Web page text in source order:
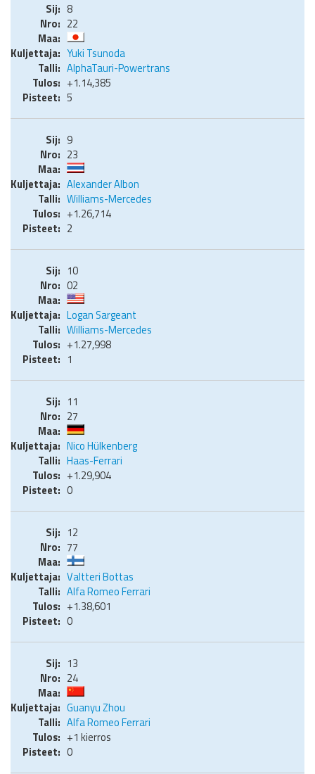
8
22
Yuki Tsunoda
AlphaTauri-Powertrans
+1.14,385
5
9
23
Alexander Albon
Williams-Mercedes
+1.26,714
2
10
02
Logan Sargeant
Williams-Mercedes
+1.27,998
1
11
27
Nico Hülkenberg
Haas-Ferrari
+1.29,904
0
12
77
Valtteri Bottas
Alfa Romeo Ferrari
+1.38,601
0
13
24
Guanyu Zhou
Alfa Romeo Ferrari
+1 kierros
0